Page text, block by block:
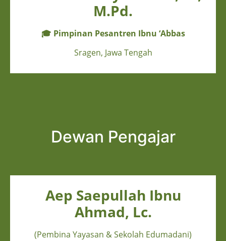
M.Pd.
🎓 Pimpinan Pesantren Ibnu ‘Abbas
Sragen, Jawa Tengah
Dewan Pengajar
Aep Saepullah Ibnu
Ahmad, Lc.
(Pembina Yayasan & Sekolah Edumadani)